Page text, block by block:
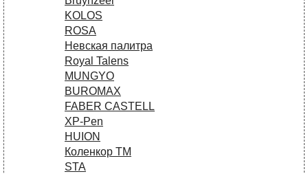
KOLOS
ROSA
Невская палитра
Royal Talens
MUNGYO
BUROMAX
FABER CASTELL
XP-Pen
HUION
Коленкор ТМ
STA